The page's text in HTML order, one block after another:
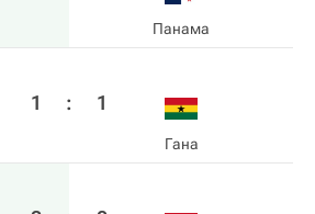
Панама
1 : 1
Гана